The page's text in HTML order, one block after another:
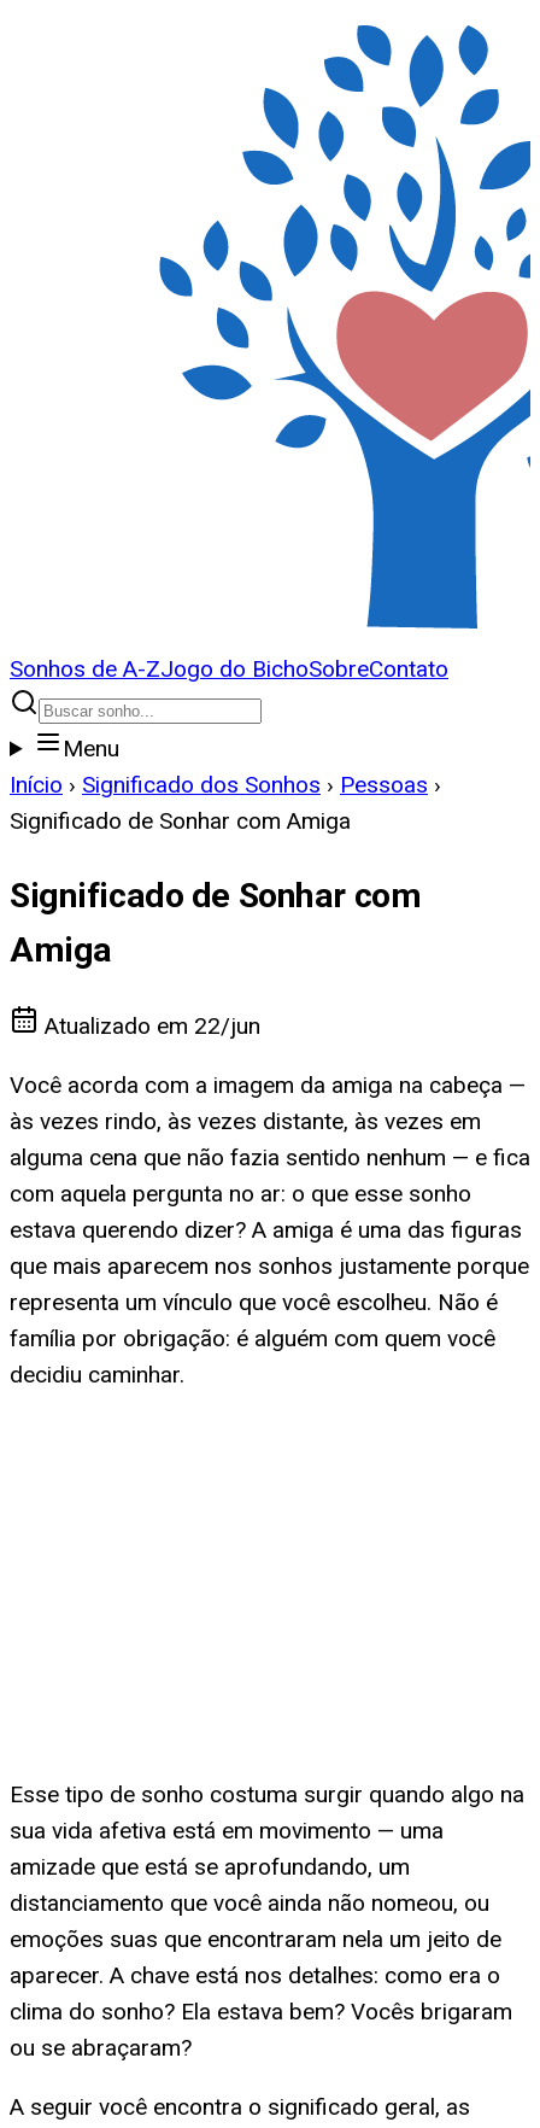
Sonhos de A-ZJogo do BichoSobreContato
Menu
Início › Significado dos Sonhos › Pessoas ›
Significado de Sonhar com Amiga
Significado de Sonhar com
Amiga
Atualizado em 22/jun
Você acorda com a imagem da amiga na cabeça —
às vezes rindo, às vezes distante, às vezes em
alguma cena que não fazia sentido nenhum — e fica
com aquela pergunta no ar: o que esse sonho
estava querendo dizer? A amiga é uma das figuras
que mais aparecem nos sonhos justamente porque
representa um vínculo que você escolheu. Não é
família por obrigação: é alguém com quem você
decidiu caminhar.
Esse tipo de sonho costuma surgir quando algo na
sua vida afetiva está em movimento — uma
amizade que está se aprofundando, um
distanciamento que você ainda não nomeou, ou
emoções suas que encontraram nela um jeito de
aparecer. A chave está nos detalhes: como era o
clima do sonho? Ela estava bem? Vocês brigaram
ou se abraçaram?
A seguir você encontra o significado geral, as